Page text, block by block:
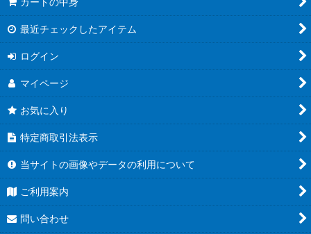
最近チェックしたアイテム
ログイン
マイページ
お気に入り
特定商取引法表示
当サイトの画像やデータの利用について
ご利用案内
問い合わせ